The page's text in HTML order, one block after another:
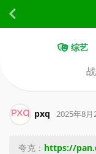
综艺
pxq 2025年8月
夸克： https://